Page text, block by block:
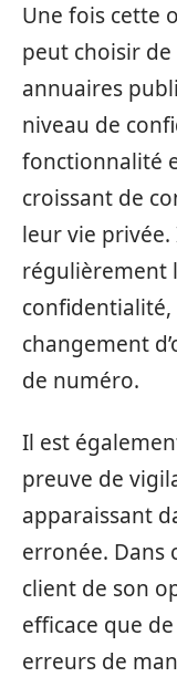
Une fois cette
peut choisir
annuaires
niveau de
fonctionnalité
croissant de
leur vie
régulièrement
changement
de numéro.
Il est
preuve de
apparaissant
erronée. Dans
client de son
efficace que
erreurs de